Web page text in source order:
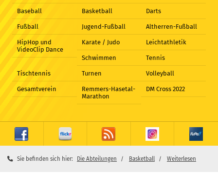
Baseball Basketball Darts
Fußball Jugend-Fußball Altherren-Fußball
HipHop und
VideoClip Dance
Karate / Judo Leichtathletik
Schwimmen Tennis
Tischtennis Turnen Volleyball
Gesamtverein
Remmers-Hasetal-
Marathon
DM Cross 2022
Sie befinden sich hier: Die Abteilungen Basketball Weiterlesen